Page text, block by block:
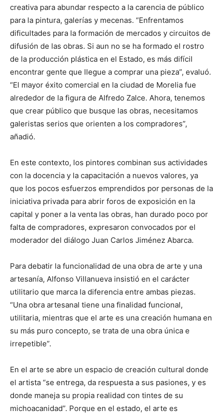
creativa para abundar respecto a la carencia de público
para la pintura, galerías y mecenas. “Enfrentamos
dificultades para la formación de mercados y circuitos de
difusión de las obras. Si aun no se ha formado el rostro
de la producción plástica en el Estado, es más difícil
encontrar gente que llegue a comprar una pieza”, evaluó.
“El mayor éxito comercial en la ciudad de Morelia fue
alrededor de la figura de Alfredo Zalce. Ahora, tenemos
que crear público que busque las obras, necesitamos
galeristas serios que orienten a los compradores”,
añadió.
En este contexto, los pintores combinan sus actividades
con la docencia y la capacitación a nuevos valores, ya
que los pocos esfuerzos emprendidos por personas de la
iniciativa privada para abrir foros de exposición en la
capital y poner a la venta las obras, han durado poco por
falta de compradores, expresaron convocados por el
moderador del diálogo Juan Carlos Jiménez Abarca.
Para debatir la funcionalidad de una obra de arte y una
artesanía, Alfonso Villanueva insistió en el carácter
utilitario que marca la diferencia entre ambas piezas.
“Una obra artesanal tiene una finalidad funcional,
utilitaria, mientras que el arte es una creación humana en
su más puro concepto, se trata de una obra única e
irrepetible”.
En el arte se abre un espacio de creación cultural donde
el artista “se entrega, da respuesta a sus pasiones, y es
donde maneja su propia realidad con tintes de su
michoacanidad”. Porque en el estado, el arte es